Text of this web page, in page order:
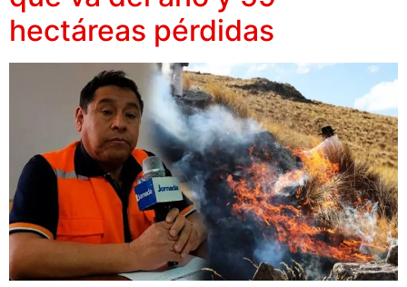
hectáreas pérdidas